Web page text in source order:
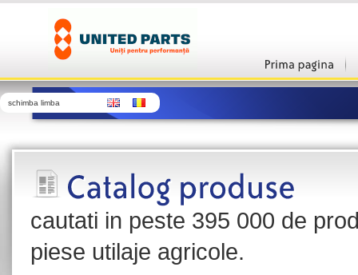
schimba limba
cautati in peste 395 000 de
piese utilaje agricole.